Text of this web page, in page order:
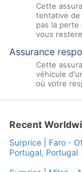
Cette
tentative de
pas la
vous
Assurance
Cette
véhicule
où votre
Recent
Surprice | Faro -
Portugal, Portugal